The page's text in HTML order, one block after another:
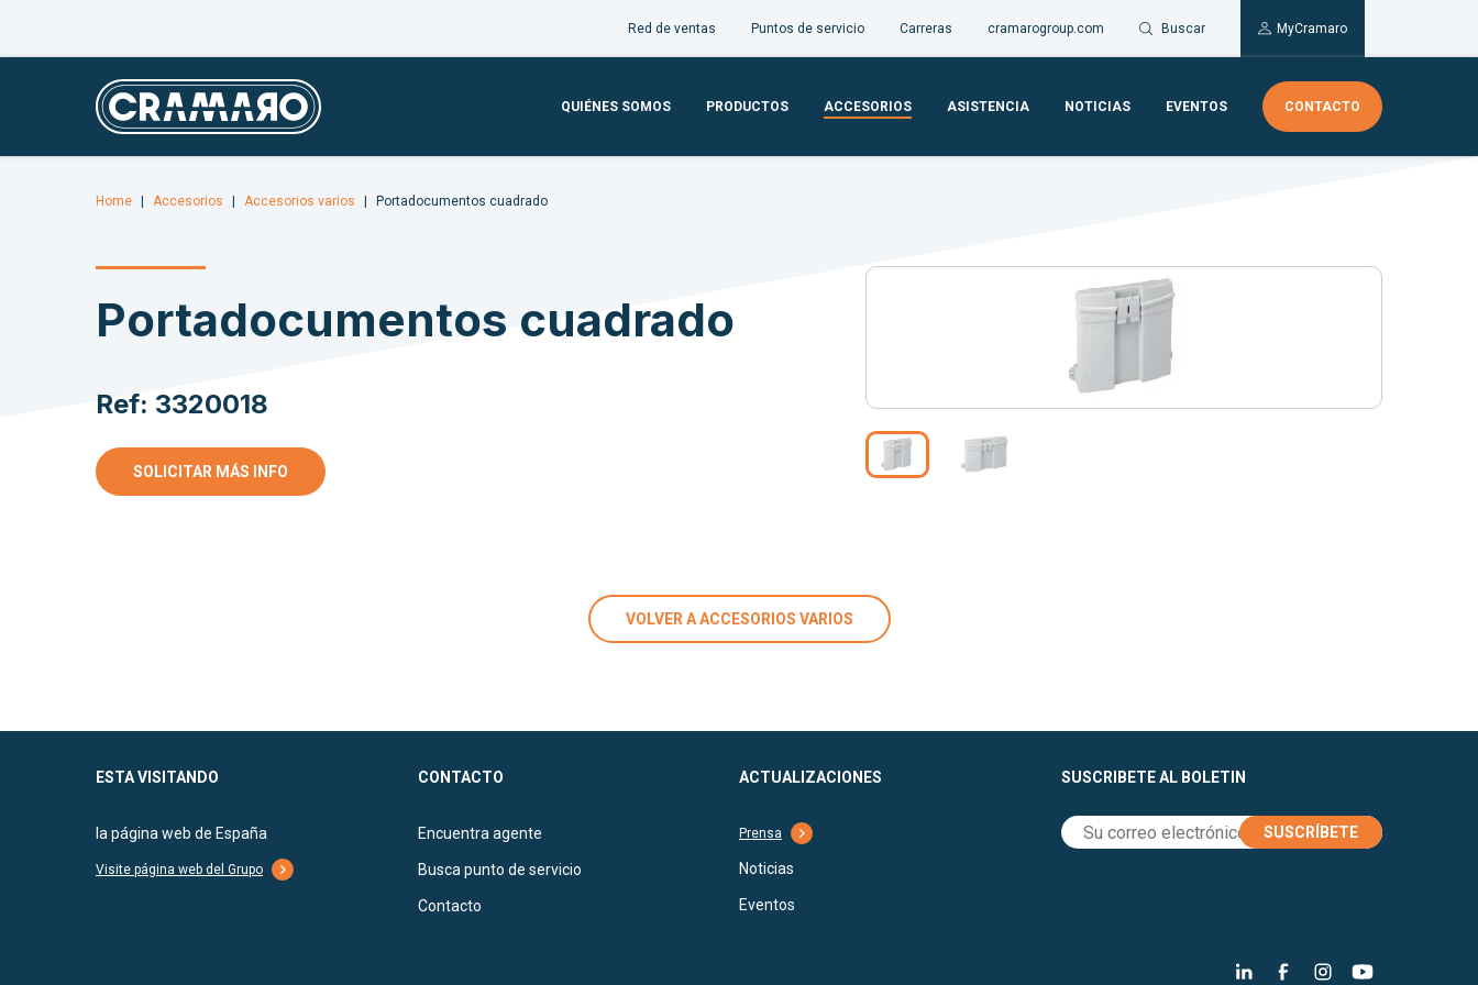
Red de ventas Puntos de servicio Carreras cramarogroup.com Buscar MyCramaro
QUIÉNES SOMOS PRODUCTOS ACCESORIOS ASISTENCIA NOTICIAS EVENTOS CONTACTO
Home Accesorios Accesorios varios Portadocumentos cuadrado
Portadocumentos cuadrado
Ref: 3320018
SOLICITAR MÁS INFO
VOLVER A ACCESORIOS VARIOS
ESTA VISITANDO
la página web de España
Visite página web del Grupo
CONTACTO
Encuentra agente
Busca punto de servicio
Contacto
ACTUALIZACIONES
Prensa
Noticias
Eventos
SUSCRIBETE AL BOLETIN
SUSCRÍBETE